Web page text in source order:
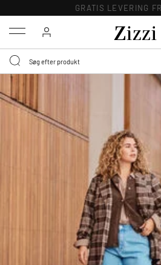
GRATIS LEVERING
Menu